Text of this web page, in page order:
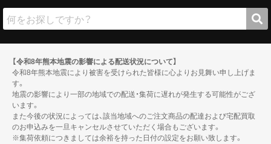
【令和8年熊本地震の影響による配送状況について】
令和8年熊本地震により被害を受けられた皆様に心よりお見舞い申し上げま
す。
地震の影響により一部の地域での配送・集荷に遅れが発生する可能性がござ
います。
また今後の状況によっては、該当地域へのご注文商品の配達および宅配買取
のお申込みを一旦キャンセルさせていただく場合もございます。
※集荷依頼につきましては余裕を持った日付の設定をお願い致します。